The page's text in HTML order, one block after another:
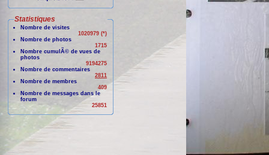
Statistiques
Nombre de visites
1020979 (*)
Nombre de photos
1715
Nombre cumulÃ© de vues de
photos
9194275
Nombre de commentaires
2811
Nombre de membres
409
Nombre de messages dans le
forum
25851